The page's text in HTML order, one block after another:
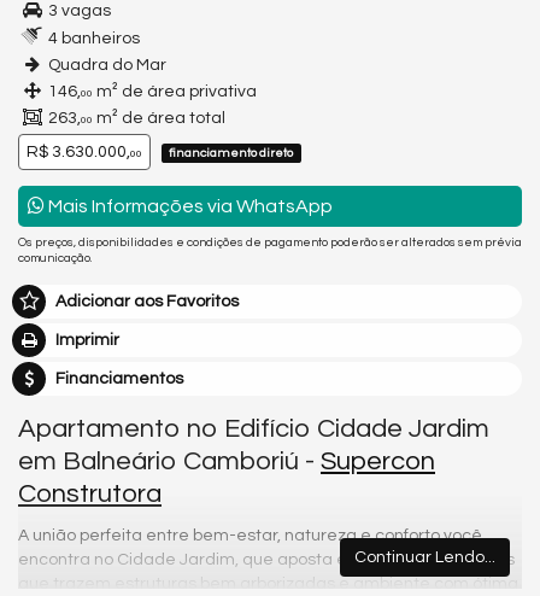
3 vagas
4 banheiros
Quadra do Mar
146,00 m² de área privativa
263,00 m² de área total
R$ 3.630.000,00 financiamento direto
Mais Informações via WhatsApp
Os preços, disponibilidades e condições de pagamento poderão ser alterados sem prévia
comunicação.
Adicionar aos Favoritos
Imprimir
Financiamentos
Apartamento no Edifício Cidade Jardim
em Balneário Camboriú - Supercon
Construtora
A união perfeita entre bem-estar, natureza e conforto você
encontra no Cidade Jardim, que aposta em empreendimentos
Continuar Lendo...